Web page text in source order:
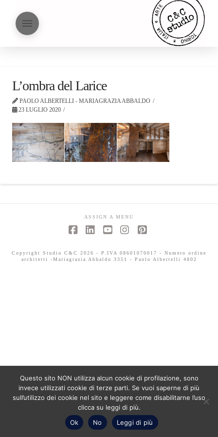
L’ombra del Larice
PAOLO ALBERTELLI - MARIAGRAZIA ABBALDO
23 LUGLIO 2020
ASSIGN A MENU
Copyright Studio C&C 2026 - P.IVA 08601070017 - Numero ordine
architetti -Mariagrazia Abbaldo 3351 - Paolo Albertelli 4802
Questo sito NON utilizza alcun cookie di profilazione, sono
invece utilizzati cookie di terze parti. Se vuoi saperne di più
sull’utilizzo dei cookie nel sito e leggere come disabilitarne l’uso
clicca su leggi di più.
Ok
No Leggi di più